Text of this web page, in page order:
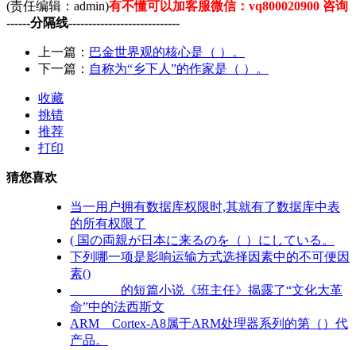
(责任编辑：admin)有不懂可以加客服微信：vq800020900 咨询
------分隔线----------------------------
上一篇： 巴金世界观的核心是（ ）。
下一篇： 自称为“乡下人”的作家是（ ）。
收藏
挑错
推荐
打印
猜您喜欢
当一用户拥有数据库权限时,其就有了数据库中表
的所有权限了
( 国の両親が日本に来るのを（ ）にしている。
下列哪一项是影响运输方式选择因素中的不可便因
素()
________的短篇小说《班主任》揭露了“文化大革
命”中的法西斯文
ARM Cortex-A8属于ARM处理器系列的第（）代
产品。